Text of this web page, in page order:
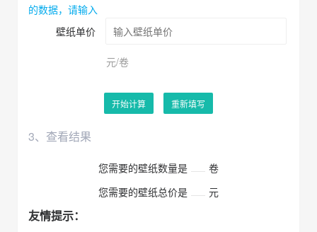
的数据，请输入
壁纸单价
元/卷
开始计算 重新填写
3、查看结果
您需要的壁纸数量是
卷
您需要的壁纸总价是
元
友情提示：